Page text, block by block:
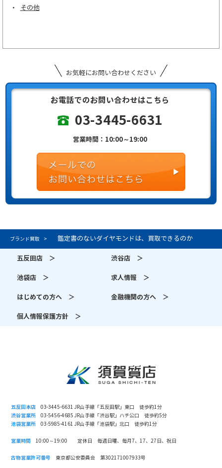
その他
お気軽にお問い合わせください
お電話でのお問い合わせはこちら
03-3445-6631
営業時間：10:00～19:00
ブランド買取 鑑定書のないダイヤモンドは、買取できるのか
五反田店 ＞ 渋谷店 ＞
池袋店 ＞ 求人情報 ＞
はじめての方へ ＞ 金融機関の方へ ＞
個人情報保護方針 ＞
五反田本店 03-3445-6631 JR山手線「五反田駅」東口 徒歩約1分
渋谷営業所 03-5456-4685 JR山手線「渋谷駅」ハチ公口 徒歩約5分
池袋営業所 03-5985-4161 JR山手線「池袋駅」北口 徒歩約1分
営業時間 10:00～19:00 定休日 毎週日曜、毎月7、17、27日、祝日
古物営業許可番号 東京都公安委員会 第302171007933号